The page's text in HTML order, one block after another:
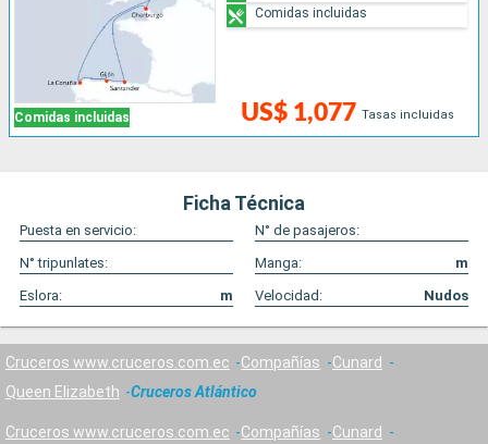
Comidas incluidas US$ 1,077 Tasas incluidas
Comidas incluidas
Ficha Técnica
Puesta en servicio:
N° de pasajeros:
N° tripunlates:
Manga:
m
Eslora:
m Velocidad: Nudos
Cruceros www.cruceros.com.ec Compañías
Cunard
Queen Elizabeth
Cruceros Atlántico
Cruceros www.cruceros.com.ec Compañías
Cunard